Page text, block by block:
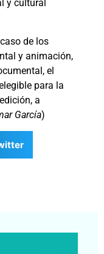
y cultural
de los
y animación,
el
para la
a
García)